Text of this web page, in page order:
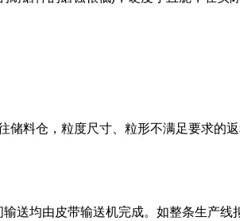
料仓，粒度尺寸、粒形不满足要求的
送均由皮带输送机完成。如整条生产